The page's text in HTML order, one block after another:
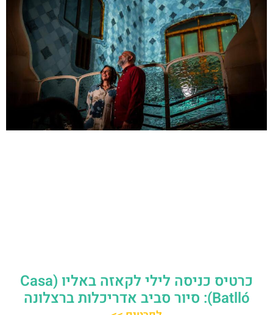
כרטיס כניסה לילי לקאזה באליו (Casa
Batlló): סיור סביב אדריכלות ברצלונה